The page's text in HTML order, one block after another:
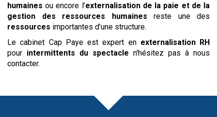
humaines ou encore l’externalisation de la paie et de la
gestion des ressources humaines reste une des
ressources importantes d’une structure.
Le cabinet Cap Paye est expert en externalisation RH
pour intermittents du spectacle n'hésitez pas à nous
contacter.